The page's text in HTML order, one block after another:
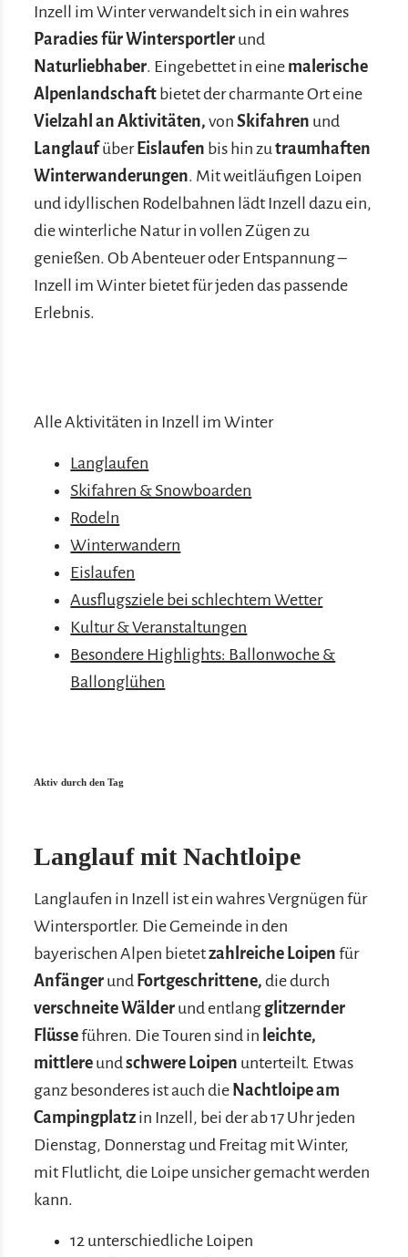
Inzell im Winter verwandelt sich in ein wahres
Paradies für Wintersportler und
Naturliebhaber. Eingebettet in eine malerische
Alpenlandschaft bietet der charmante Ort eine
Vielzahl an Aktivitäten, vonSkifahren und
LanglaufüberEislaufen bis hin zutraumhaften
Winterwanderungen. Mit weitläufigen Loipen
und idyllischen Rodelbahnen lädt Inzell dazu ein,
die winterliche Natur in vollen Zügen zu
genießen. Ob Abenteuer oder Entspannung –
Inzell im Winter bietet für jeden das passende
Erlebnis.
Alle Aktivitäten in Inzell im Winter
Langlaufen
Skifahren & Snowboarden
Rodeln
Winterwandern
Eislaufen
Ausflugsziele bei schlechtem Wetter
Kultur & Veranstaltungen
Besondere Highlights: Ballonwoche &
Ballonglühen
Aktiv durch den Tag
Langlauf mit Nachtloipe
Langlaufen in Inzell ist ein wahres Vergnügen für
Wintersportler. Die Gemeinde in den
bayerischen Alpen bietetzahlreiche Loipenfür
Anfänger und Fortgeschrittene, die durch
verschneite Wälder und entlang glitzernder
Flüsseführen. Die Touren sind in leichte,
mittlere undschwere Loipen unterteilt. Etwas
ganz besonderes ist auch die Nachtloipe am
Campingplatz in Inzell, bei der ab 17 Uhr jeden
Dienstag, Donnerstag und Freitag mit Winter,
mit Flutlicht, die Loipe unsicher gemacht werden
kann.
12 unterschiedliche Loipen